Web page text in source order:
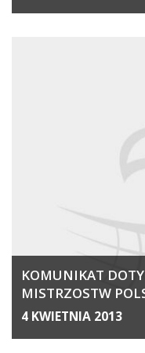
KOMUNIKAT
MISTRZOSTW
4 KWIETNIA 2013